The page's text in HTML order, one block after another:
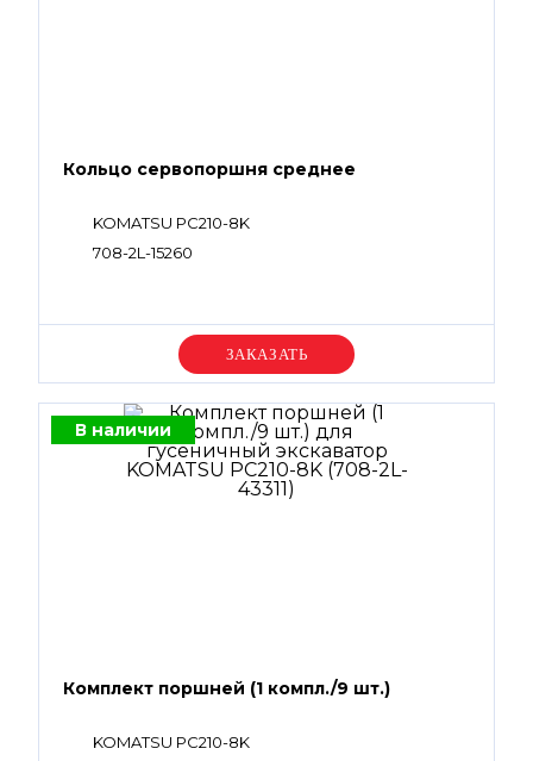
Кольцо сервопоршня среднее
KOMATSU PC210-8K
708-2L-15260
Уточняйте цену
В наличии
Комплект поршней (1 компл./9 шт.)
KOMATSU PC210-8K